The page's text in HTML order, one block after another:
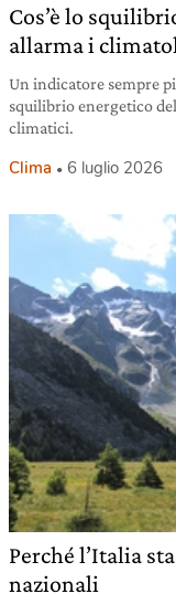
Cos’è lo
allarma i
Un indicatore sempre
squilibrio energetico
climatici.
Clima 6 luglio 2026
Perché l’Italia
nazionali